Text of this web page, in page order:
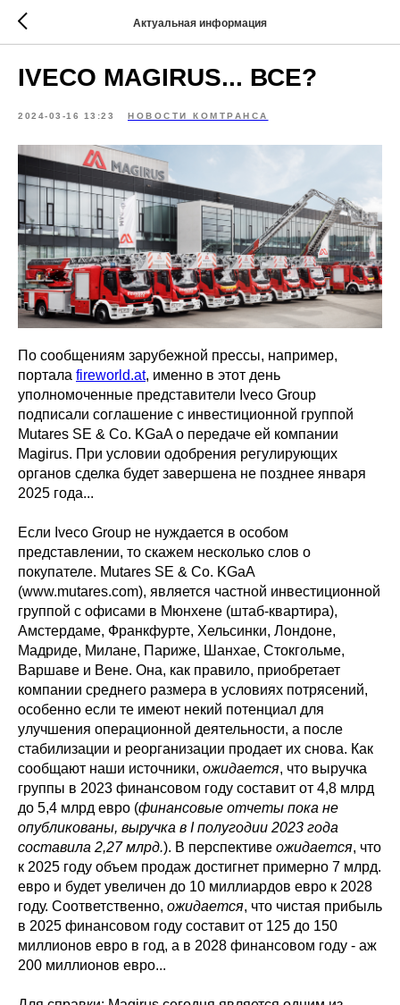
Актуальная информация
IVECO MAGIRUS... ВСЕ?
2024-03-16 13:23 НОВОСТИ КОМТРАНСА
По сообщениям зарубежной прессы, например,
портала fireworld.at, именно в этот день
уполномоченные представители Iveco Group
подписали соглашение с инвестиционной группой
Mutares SE & Co. KGaA о передаче ей компании
Magirus. При условии одобрения регулирующих
органов сделка будет завершена не позднее января
2025 года...
Если Iveco Group не нуждается в особом
представлении, то скажем несколько слов о
покупателе. Mutares SE & Co. KGaA
(www.mutares.com), является частной инвестиционной
группой с офисами в Мюнхене (штаб-квартира),
Амстердаме, Франкфурте, Хельсинки, Лондоне,
Мадриде, Милане, Париже, Шанхае, Стокгольме,
Варшаве и Вене. Она, как правило, приобретает
компании среднего размера в условиях потрясений,
особенно если те имеют некий потенциал для
улучшения операционной деятельности, а после
стабилизации и реорганизации продает их снова. Как
сообщают наши источники, ожидается, что выручка
группы в 2023 финансовом году составит от 4,8 млрд
до 5,4 млрд евро (финансовые отчеты пока не
опубликованы, выручка в I полугодии 2023 года
составила 2,27 млрд.). В перспективе ожидается, что
к 2025 году объем продаж достигнет примерно 7 млрд.
евро и будет увеличен до 10 миллиардов евро к 2028
году. Соответственно, ожидается, что чистая прибыль
в 2025 финансовом году составит от 125 до 150
миллионов евро в год, а в 2028 финансовом году - аж
200 миллионов евро...